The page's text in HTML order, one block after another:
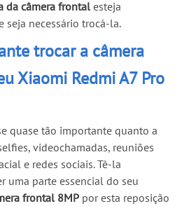
da câmera frontalesteja
seja necessário trocá-la.
trocar a câmera
Xiaomi Redmi A7 Pro
quase tão importante quanto a
videochamadas, reuniões
e redes sociais. Tê-la
uma parte essencial do seu
frontal 8MP por esta reposição